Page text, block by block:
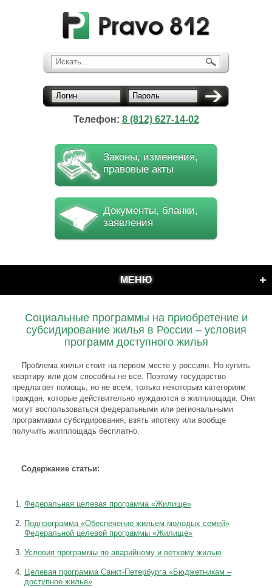
Искать...
Логин Пароль
Телефон: 8 (812) 627-14-02
Законы, изменения,
правовые акты
Документы, бланки,
заявления
МЕНЮ
Социальные программы на приобретение и
субсидирование жилья в России – условия
программ доступного жилья
Проблема жилья стоит на первом месте у россиян. Но купить
квартиру или дом способны не все. Поэтому государство
предлагает помощь, но не всем, только некоторым категориям
граждан, которые действительно нуждаются в жилплощади. Они
могут воспользоваться федеральными или региональными
программами субсидирования, взять ипотеку или вообще
получить жилплощадь бесплатно.
Содержание статьи:
Федеральная целевая программа «Жилище»
Подпрограмма «Обеспечение жильем молодых семей»
Федеральной целевой программы «Жилище»
Условия программы по аварийному и ветхому жилью
Целевая программа Санкт-Петербурга «Бюджетникам –
доступное жилье»